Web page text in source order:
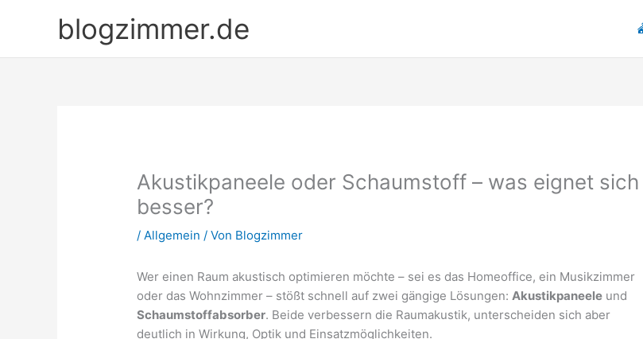
blogzimmer.de
Akustikpaneele oder Schaumstoff – was eignet sich
besser?
/Allgemein / Von Blogzimmer
Wer einen Raum akustisch optimieren möchte – sei es das Homeoffice, ein Musikzimmer
oder das Wohnzimmer – stößt schnell auf zwei gängige Lösungen:Akustikpaneele und
Schaumstoffabsorber. Beide verbessern die Raumakustik, unterscheiden sich aber
deutlich in Wirkung, Optik und Einsatzmöglichkeiten.